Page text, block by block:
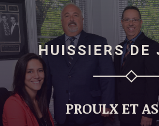
HUISSIERS DE
PROULX ET